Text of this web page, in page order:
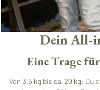
Dein All-
Eine Trage
Von 3,5 kg bis ca. 20 kg: Du